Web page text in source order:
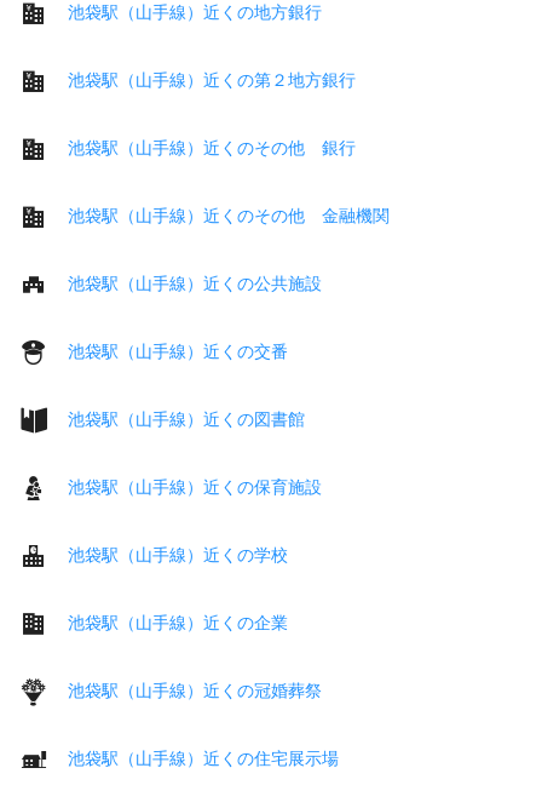
池袋駅（山手線）近くの地方銀行
池袋駅（山手線）近くの第２地方銀行
池袋駅（山手線）近くのその他 銀行
池袋駅（山手線）近くのその他 金融機関
池袋駅（山手線）近くの公共施設
池袋駅（山手線）近くの交番
池袋駅（山手線）近くの図書館
池袋駅（山手線）近くの保育施設
池袋駅（山手線）近くの学校
池袋駅（山手線）近くの企業
池袋駅（山手線）近くの冠婚葬祭
池袋駅（山手線）近くの住宅展示場